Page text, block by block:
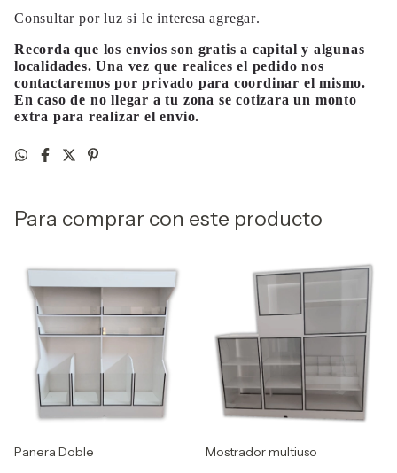
Consultar por luz si le interesa agregar.
Recorda que los envios son gratis a capital y algunas
localidades. Una vez que realices el pedido nos
contactaremos por privado para coordinar el mismo.
En caso de no llegar a tu zona se cotizara un monto
extra para realizar el envio.
Para comprar con este producto
Panera Doble Mostrador multiuso